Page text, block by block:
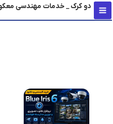
دو کرک _ خدمات مهندسی